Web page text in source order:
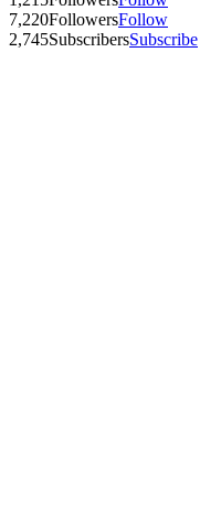
7,220FollowersFollow
2,745SubscribersSubscribe